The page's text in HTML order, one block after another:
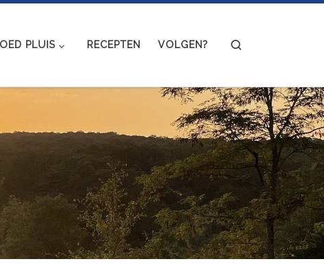
PLUIS RECEPTEN VOLGEN?